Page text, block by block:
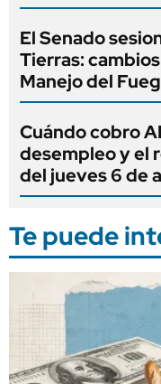
El Senado
Tierras:
Manejo del
Cuándo cobro
desempleo y el
del jueves 6 de
Te puede